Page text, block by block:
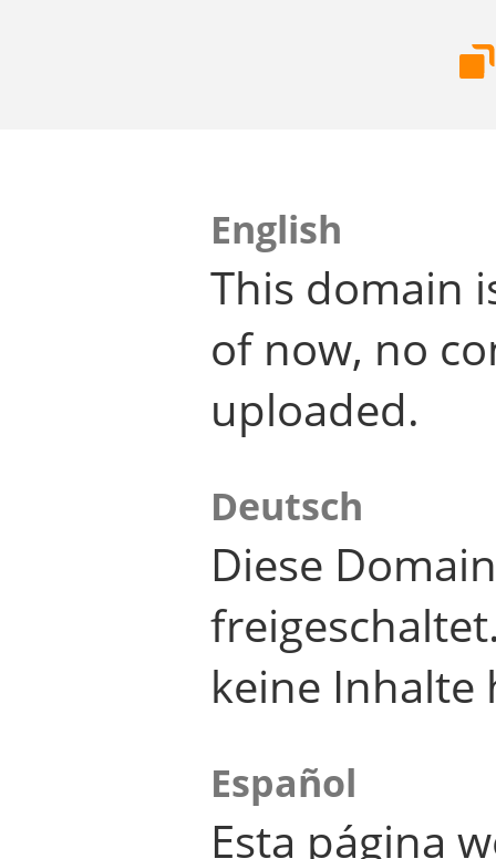
English
This domain
of now, no
uploaded.
Deutsch
Diese
keine Inhalte
Español
Esta página